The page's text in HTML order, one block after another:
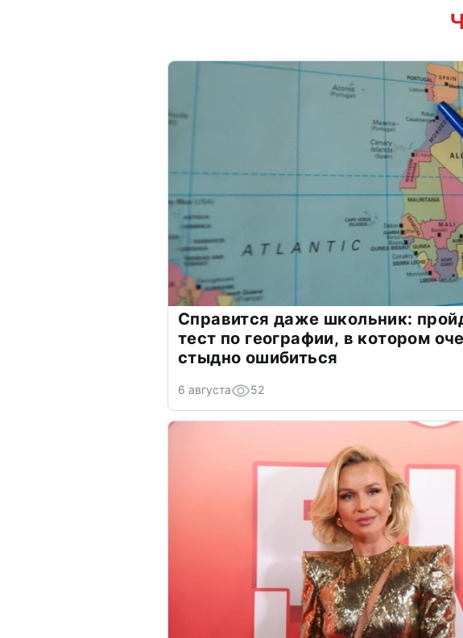
Справится даже школьник:
тест по географии, в котором
стыдно ошибиться
6 августа 52